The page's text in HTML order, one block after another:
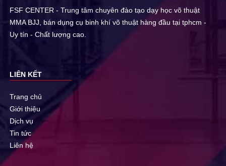
FSF CENTER - Trung tâm chuyên đào tạo dạy học võ thuật
MMA BJJ, bán dụng cụ binh khí võ thuật hàng đầu tại tphcm -
Uy tín - Chất lượng cao.
LIÊN KẾT
Trang chủ
Giới thiệu
Dịch vụ
Tin tức
Liên hệ